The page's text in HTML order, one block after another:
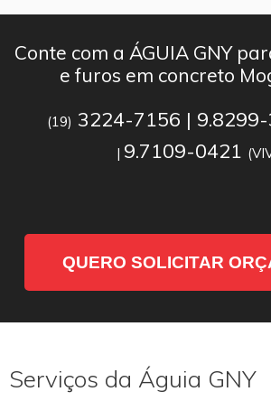
Conte com a ÁGUIA GNY
e furos em concreto
(19) 3224-7156 |
| 9.7109-0421
QUERO SOLICITAR
Serviços da Águia GNY